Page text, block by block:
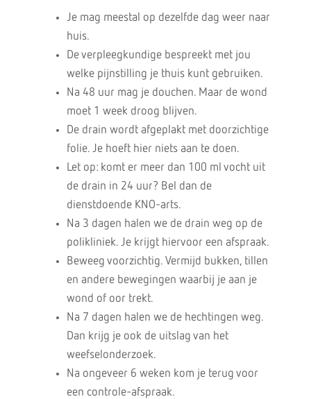
Je mag meestal op dezelfde dag weer naar
huis.
De verpleegkundige bespreekt met jou
welke pijnstilling je thuis kunt gebruiken.
Na 48 uur mag je douchen. Maar de wond
moet 1 week droog blijven.
De drain wordt afgeplakt met doorzichtige
folie. Je hoeft hier niets aan te doen.
Let op: komt er meer dan 100 ml vocht uit
de drain in 24 uur? Bel dan de
dienstdoende KNO-arts.
Na 3 dagen halen we de drain weg op de
polikliniek. Je krijgt hiervoor een afspraak.
Beweeg voorzichtig. Vermijd bukken, tillen
en andere bewegingen waarbij je aan je
wond of oor trekt.
Na 7 dagen halen we de hechtingen weg.
Dan krijg je ook de uitslag van het
weefselonderzoek.
Na ongeveer 6 weken kom je terug voor
een controle-afspraak.